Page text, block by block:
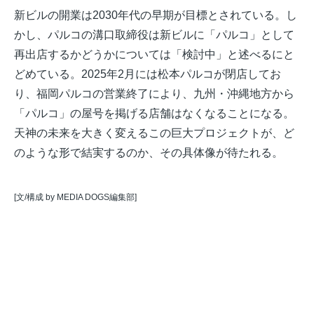
新ビルの開業は2030年代の早期が目標とされている。し
かし、パルコの溝口取締役は新ビルに「パルコ」として
再出店するかどうかについては「検討中」と述べるにと
どめている。2025年2月には松本パルコが閉店してお
り、福岡パルコの営業終了により、九州・沖縄地方から
「パルコ」の屋号を掲げる店舗はなくなることになる。
天神の未来を大きく変えるこの巨大プロジェクトが、ど
のような形で結実するのか、その具体像が待たれる。
[文/構成 by MEDIA DOGS編集部]